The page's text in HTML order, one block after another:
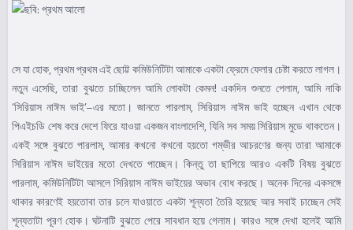
সে যা হোক, প্রথম প্রথম এই ছোট্ট কমিউনিটিটা আমাকে একটা ফ্রেমে ফেলার চেষ্টা করতে লাগল।
নতুন এসেছি, তারা বুঝতে চাচ্ছিলেন আমি লোকটা কেমন! একদিন শুনতে পেলাম, আমি নাকি
‘সিরিয়াস নাঈম ভাই’–এর মতো। জানতে পারলাম, সিরিয়াস নাঈম ভাই হচ্ছেন এখান থেকে
পিএইচডি শেষ করে দেশে ফিরে যাওয়া একজন বাংলাদেশি, যিনি সব সময় সিরিয়াস মুডে থাকতেন।
একই সঙ্গে বুঝতে পারলাম, আমার কখনো কখনো হয়তো গম্ভীর আচরণের জন্য তারা আমাকে
সিরিয়াস নাঈম ভাইয়ের মতো দেখতে পাচ্ছেন। কিন্তু তা ছাপিয়ে আরও একটি বিষয় বুঝতে
পারলাম, কমিউনিটিটা আসলে সিরিয়াস নাঈম ভাইয়ের অভাব বোধ করছে। অনেক দিনের একসঙ্গে
থাকার কারণেই হয়তোবা তার চলে যাওয়াতে একটা শূন্যতা তৈরি হয়েছে আর সবাই চাচ্ছেন সেই
শূন্যতাটা পূরণ হোক। ঘটনাটি বুঝতে পেরে সাবধান হয়ে গেলাম। কারও সঙ্গে দেখা হলেই আমি